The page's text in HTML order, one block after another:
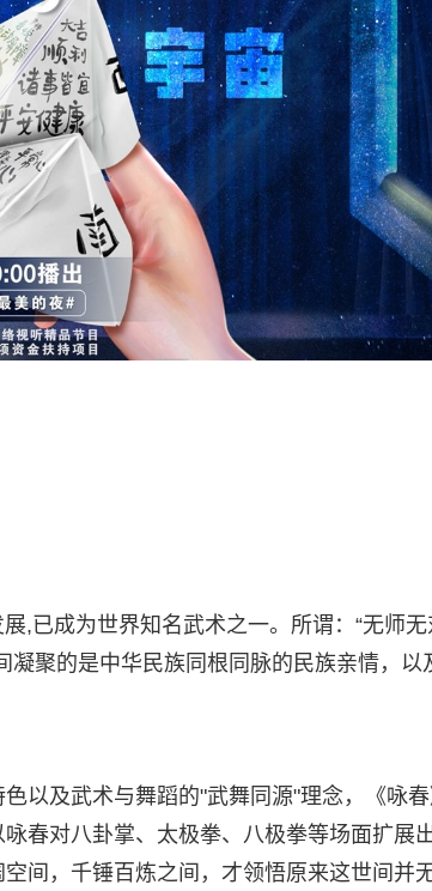
,已成为世界知名武术之一。所谓：“无师无
聚的是中华民族同根同脉的民族亲情，以
以及武术与舞蹈的"武舞同源"理念，《咏春
春对八卦掌、太极拳、八极拳等场面扩展
间，千锤百炼之间，才领悟原来这世间并